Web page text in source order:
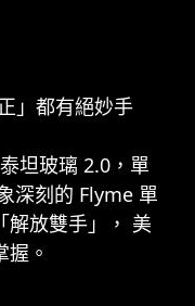
」都有絕妙手
坦玻璃 2.0，單
深刻的 Flyme 單
解放雙手」， 美
。